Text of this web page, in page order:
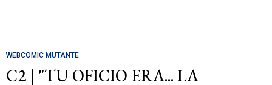
WEBCOMIC MUTANTE
C2 | "TU OFICIO ERA... LA